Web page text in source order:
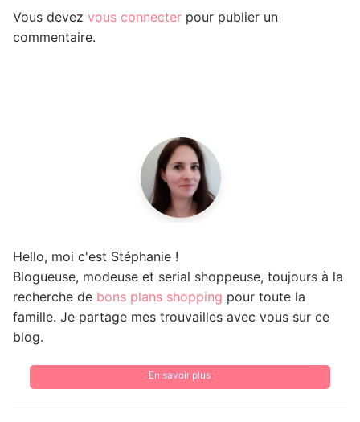
Vous devez vous connecter pour publier un
commentaire.
Hello, moi c'est Stéphanie !
Blogueuse, modeuse et serial shoppeuse, toujours à la
recherche de bons plans shopping pour toute la
famille. Je partage mes trouvailles avec vous sur ce
blog.
En savoir plus